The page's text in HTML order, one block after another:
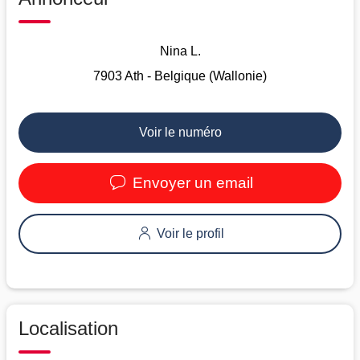
Nina L.
7903 Ath - Belgique (Wallonie)
Voir le numéro
Envoyer un email
Voir le profil
Localisation